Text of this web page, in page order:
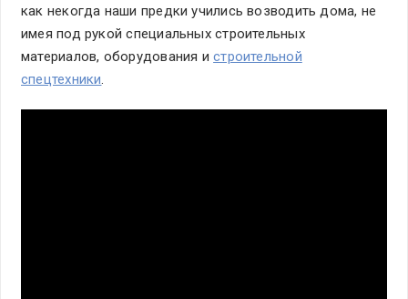
как некогда наши предки учились возводить дома, не
имея под рукой специальных строительных
материалов, оборудования истроительной
спецтехники.